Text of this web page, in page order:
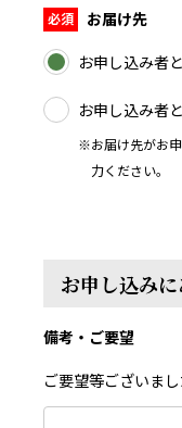
お届け先
お申し込み者
お申し込み者
※お届け先がお
力ください。
お申し込みに
備考・ご要望
ご要望等ございま